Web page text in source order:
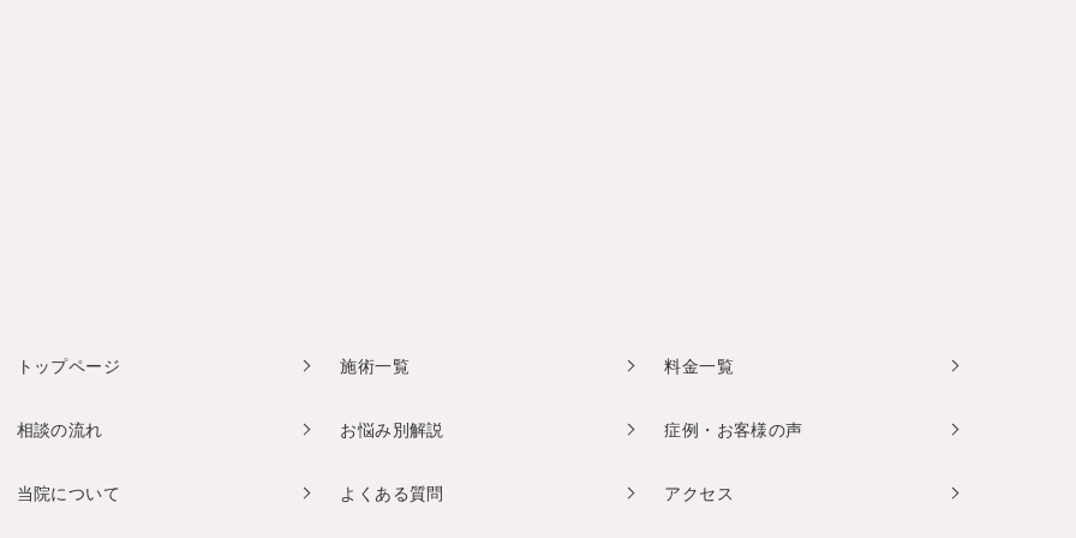
トップページ 施術一覧 料金一覧
相談の流れ お悩み別解説 症例・お客様の声
当院について よくある質問 アクセス